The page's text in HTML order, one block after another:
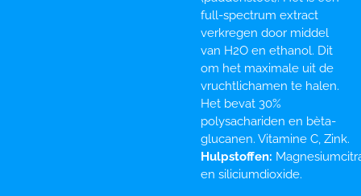
full-spectrum extract
verkregen door middel
van H2O en ethanol. Dit
om het maximale uit de
vruchtlichamen te halen.
Het bevat 30%
polysachariden en bèta-
glucanen. Vitamine C, Zink.
Hulpstoffen:
en siliciumdioxide.